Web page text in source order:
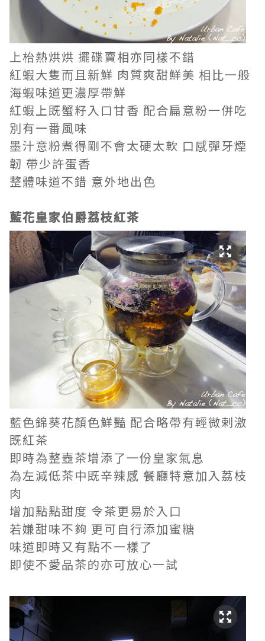
上枱熱烘烘 擺碟賣相亦同樣不錯
紅蝦大隻而且新鮮 肉質爽甜鮮美 相比一般
海蝦味道更濃厚帶鮮
紅蝦上既蟹籽入口甘香 配合扁意粉一併吃
別有一番風味
墨汁意粉煮得剛不會太硬太軟 口感彈牙煙
韌 帶少許蛋香
整體味道不錯 意外地出色
藍花皇家伯爵荔枝紅茶
藍色錦葵花顏色鮮豔 配合略帶有輕微剌激
既紅茶
即時為整壺茶增添了一份皇家氣息
為左減低茶中既辛辣感 餐廳特意加入荔枝
肉
增加點點甜度 令茶更易於入口
若嫌甜味不夠 更可自行添加蜜糖
味道即時又有點不一樣了
即使不愛品茶的亦可放心一試